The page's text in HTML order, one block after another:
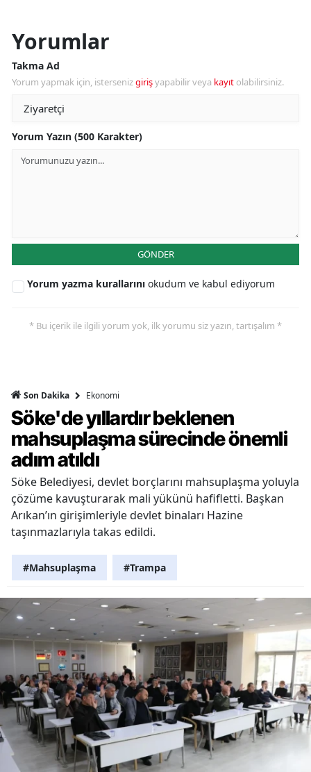
Yorumlar
Takma Ad
Yorum yapmak için, istersenizgirişyapabilir veya kayıt olabilirsiniz.
Yorum Yazın (500 Karakter)
GÖNDER
Yorum yazma kurallarını okudum ve kabul ediyorum
* Bu içerik ile ilgili yorum yok, ilk yorumu siz yazın, tartışalım *
Son Dakika Ekonomi
Söke'de yıllardır beklenen
mahsuplaşma sürecinde önemli
adım atıldı
Söke Belediyesi, devlet borçlarını mahsuplaşma yoluyla
çözüme kavuşturarak mali yükünü hafifletti. Başkan
Arıkan’ın girişimleriyle devlet binaları Hazine
taşınmazlarıyla takas edildi.
#Mahsuplaşma #Trampa